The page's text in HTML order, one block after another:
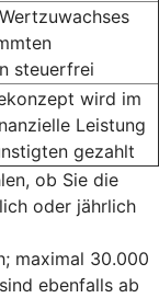
steuerfrei
wird im
Leistung
gezahlt
ob Sie die
oder jährlich
ma­xi­mal 30.000
eben­falls ab